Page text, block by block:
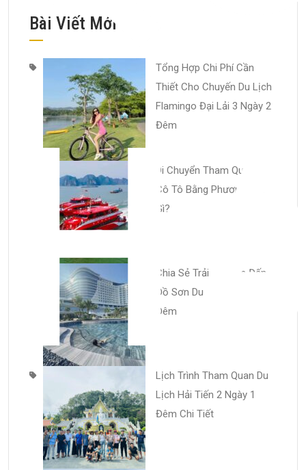
Bài Viết Mới
Tổng Hợp Chi Phí Cần
Thiết Cho Chuyến Du Lịch
Flamingo Đại Lải 3 Ngày 2
Đêm
Di Chuyển Tham Quan Tại
Cô Tô Bằng Phương Tiện
Gì?
Chia Sẻ Trải Nghiệm Đến
Đồ Sơn Du Lịch 3 Ngày 2
Đêm
Lịch Trình Tham Quan Du
Lịch Hải Tiến 2 Ngày 1
Đêm Chi Tiết